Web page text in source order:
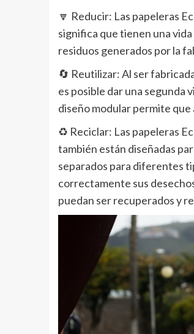
🔽 Reducir: Las papeleras
significa que tienen una
residuos generados por la
🔄 Reutilizar: Al ser
es posible dar una segunda
diseño modular permite que
♻️ Reciclar: Las papeleras
también están diseñadas
separados para diferentes
correctamente sus
puedan ser recuperados y